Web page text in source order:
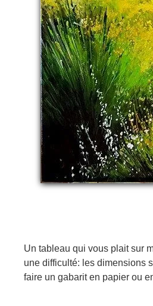
Un tableau qui vous plait sur
une difficulté: les dimensions
faire un gabarit en papier ou